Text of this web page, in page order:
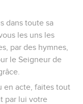
dans toute sa
les uns les
par des hymnes,
le Seigneur de
en acte, faites tout
par lui votre